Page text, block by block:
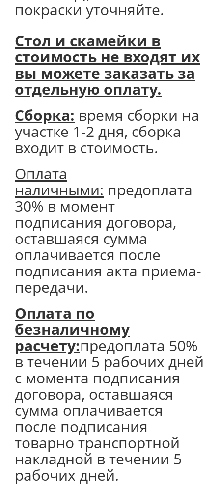
покраски уточняйте.
Стол и скамейки в
стоимость не входят их
вы можете заказать за
отдельную оплату.
Сборка: время сборки на
участке 1-2 дня, сборка
входит в стоимость.
Оплата
наличными: предоплата
30% в момент
подписания договора,
оставшаяся сумма
оплачивается после
подписания акта приема-
передачи.
Оплата по
безналичному
расчету:предоплата 50%
в течении 5 рабочих дней
с момента подписания
договора, оставшаяся
сумма оплачивается
после подписания
товарно транспортной
накладной в течении 5
рабочих дней.